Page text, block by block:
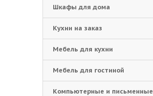
Шкафы для дома
Кухни на заказ
Мебель для кухни
Мебель для гостиной
Компьютерные и письменные